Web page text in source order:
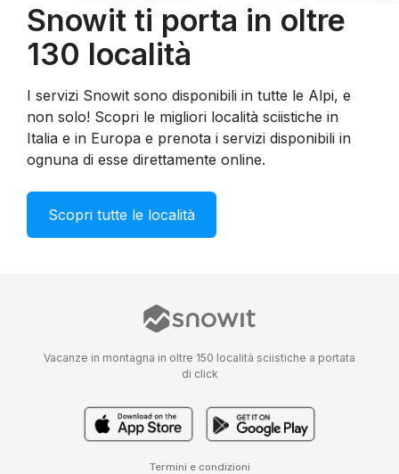
Snowit ti porta in oltre
130 località
I servizi Snowit sono disponibili in tutte le Alpi, e
non solo! Scopri le migliori località sciistiche in
Italia e in Europa e prenota i servizi disponibili in
ognuna di esse direttamente online.
Scopri tutte le località
Vacanze in montagna in oltre 150 località sciistiche a portata
di click
Termini e condizioni